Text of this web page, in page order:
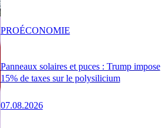
Panneaux solaires et puces : Trump impose
15% de taxes sur le polysilicium
07.08.2026
PROÉCONOMIE